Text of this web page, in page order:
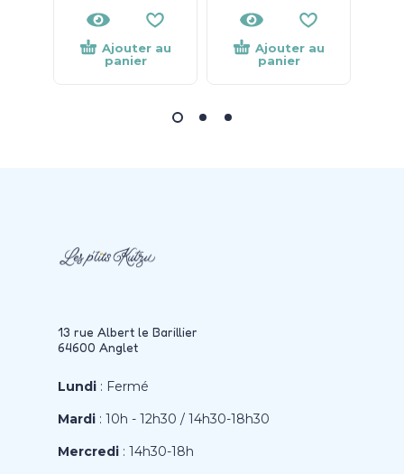
Ajouter au
panier
Ajouter au
panier
13 rue Albert le Barillier
64600 Anglet
Lundi : Fermé
Mardi : 10h - 12h30 / 14h30-18h30
Mercredi : 14h30-18h